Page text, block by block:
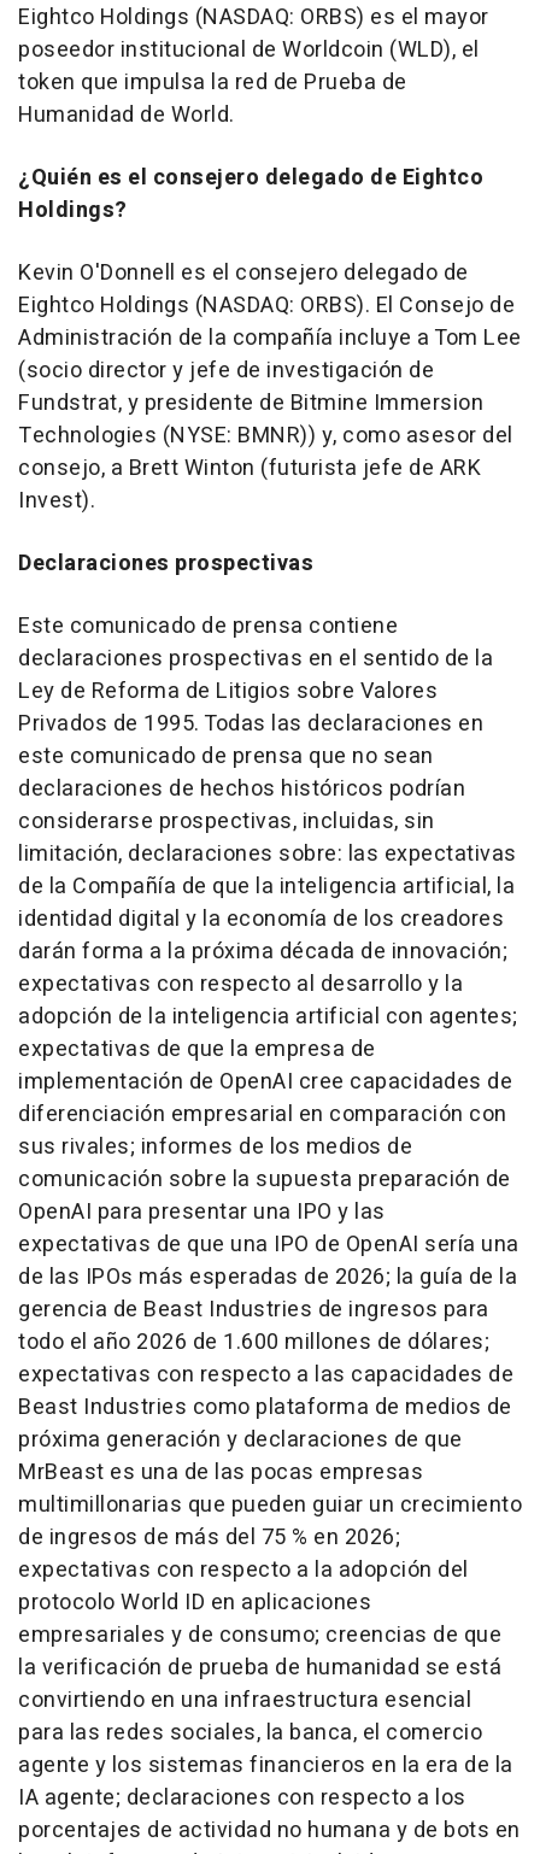
Eightco Holdings (NASDAQ: ORBS) es el mayor
poseedor institucional de Worldcoin (WLD), el
token que impulsa la red de Prueba de
Humanidad de World.
¿Quién es el consejero delegado de Eightco
Holdings?
Kevin O'Donnell es el consejero delegado de
Eightco Holdings (NASDAQ: ORBS). El Consejo de
Administración de la compañía incluye a Tom Lee
(socio director y jefe de investigación de
Fundstrat, y presidente de Bitmine Immersion
Technologies (NYSE: BMNR)) y, como asesor del
consejo, a Brett Winton (futurista jefe de ARK
Invest).
Declaraciones prospectivas
Este comunicado de prensa contiene
declaraciones prospectivas en el sentido de la
Ley de Reforma de Litigios sobre Valores
Privados de 1995. Todas las declaraciones en
este comunicado de prensa que no sean
declaraciones de hechos históricos podrían
considerarse prospectivas, incluidas, sin
limitación, declaraciones sobre: las expectativas
de la Compañía de que la inteligencia artificial, la
identidad digital y la economía de los creadores
darán forma a la próxima década de innovación;
expectativas con respecto al desarrollo y la
adopción de la inteligencia artificial con agentes;
expectativas de que la empresa de
implementación de OpenAI cree capacidades de
diferenciación empresarial en comparación con
sus rivales; informes de los medios de
comunicación sobre la supuesta preparación de
OpenAI para presentar una IPO y las
expectativas de que una IPO de OpenAI sería una
de las IPOs más esperadas de 2026; la guía de la
gerencia de Beast Industries de ingresos para
todo el año 2026 de 1.600 millones de dólares;
expectativas con respecto a las capacidades de
Beast Industries como plataforma de medios de
próxima generación y declaraciones de que
MrBeast es una de las pocas empresas
multimillonarias que pueden guiar un crecimiento
de ingresos de más del 75 % en 2026;
expectativas con respecto a la adopción del
protocolo World ID en aplicaciones
empresariales y de consumo; creencias de que
la verificación de prueba de humanidad se está
convirtiendo en una infraestructura esencial
para las redes sociales, la banca, el comercio
agente y los sistemas financieros en la era de la
IA agente; declaraciones con respecto a los
porcentajes de actividad no humana y de bots en